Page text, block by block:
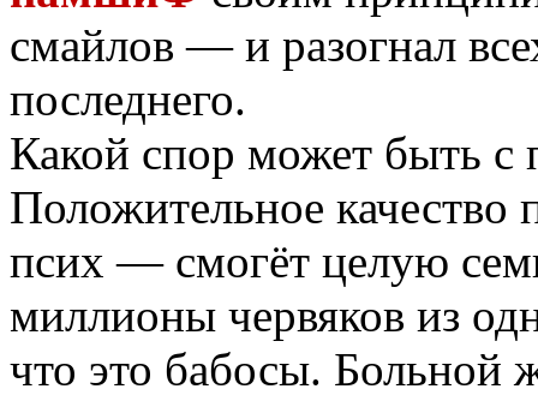
смайлов — и разогнал
последнего.
Какой спор может быть с
Положительное
псих — смогёт целую
миллионы червяков из
что это бабосы. Больной